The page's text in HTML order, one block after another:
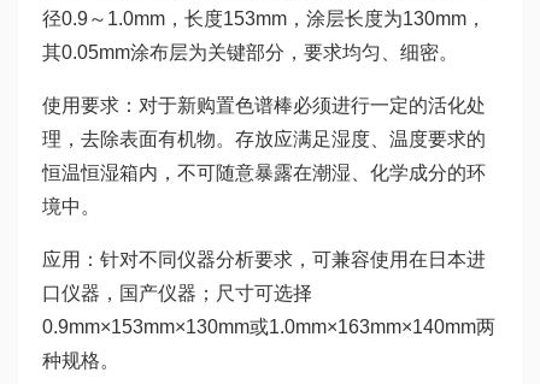
径0.9～1.0mm，长度153mm，涂层长度为130mm，
其0.05mm涂布层为关键部分，要求均匀、细密。
使用要求：对于新购置色谱棒必须进行一定的活化处
理，去除表面有机物。存放应满足湿度、温度要求的
恒温恒湿箱内，不可随意暴露在潮湿、化学成分的环
境中。
应用：针对不同仪器分析要求，可兼容使用在日本进
口仪器，国产仪器；尺寸可选择
0.9mm×153mm×130mm或1.0mm×163mm×140mm两
种规格。